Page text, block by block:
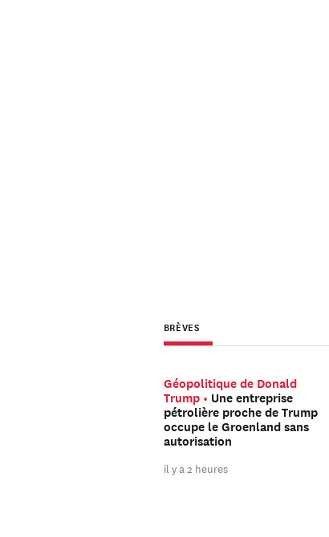
BRÈVES
Géopolitique de Donald
Trump
Une entreprise
pétrolière proche de Trump
occupe le Groenland sans
autorisation
il y a 2 heures